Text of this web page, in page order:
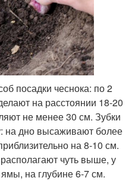
посадки чеснока: по 2
на расстоянии 18-20
не менее 30 см. Зубки
на дно высаживают более
на 8-10 см.
чуть выше, у
на глубине 6-7 см.